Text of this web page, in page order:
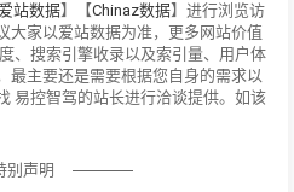
爱站数据】【Chinaz数据】进行浏览访
大家以爱站数据为准，更多网站价值
、搜索引擎收录以及索引量、用户体
最主要还是需要根据您自身的需求以
易控智驾的站长进行洽谈提供。如该
别声明